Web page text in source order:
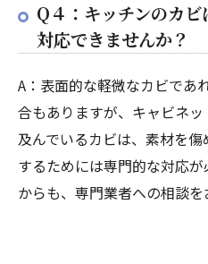
Q４：キッチンのカ
対応できませんか？
A：表面的な軽微なカビであ
合もありますが、キャビネ
及んでいるカビは、素材を
するためには専門的な対応
からも、専門業者への相談を